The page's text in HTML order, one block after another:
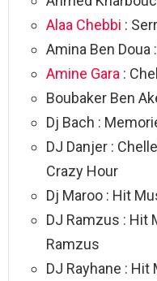
Alaa Chebbi :
Amina Ben Doua
Amine Gara :
Boubaker Ben
Dj Bach :
DJ Danjer :
Crazy Hour
Dj Maroo : Hit
DJ Ramzus : Hit
Ramzus
DJ Rayhane : Hit